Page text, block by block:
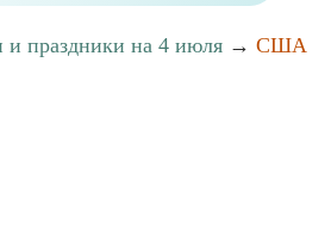
и праздники на 4 июля → США